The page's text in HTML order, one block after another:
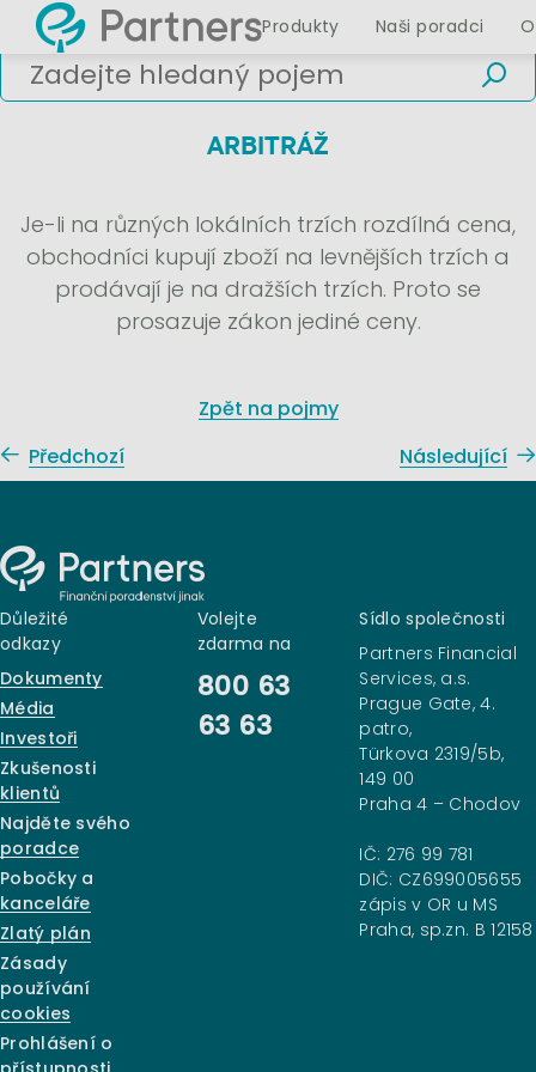
Produkty Naši poradci
ARBITRÁŽ
Je-li na různých lokálních trzích rozdílná cena,
obchodníci kupují zboží na levnějších trzích a
prodávají je na dražších trzích. Proto se
prosazuje zákon jediné ceny.
Zpět na pojmy
Předchozí
Následující
Důležité
odkazy
Dokumenty
Média
Investoři
Zkušenosti
klientů
Najděte svého
poradce
Pobočky a
kanceláře
Zlatý plán
Zásady
používání
cookies
Prohlášení o
Volejte
zdarma na
800 63
63 63
Sídlo společnosti
Partners Financial
Services, a.s.
Prague Gate, 4.
patro,
Türkova 2319/5b,
149 00
Praha 4 – Chodov
IČ: 276 99 781
DIČ: CZ699005655
zápis v OR u MS
Praha, sp.zn. B 12158